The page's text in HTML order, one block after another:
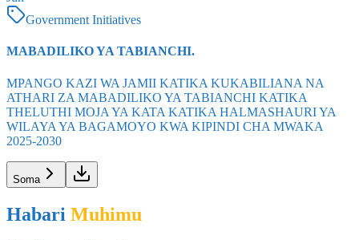
Government Initiatives
MABADILIKO YA TABIANCHI.
MPANGO KAZI WA JAMII KATIKA KUKABILIANA NA
ATHARI ZA MABADILIKO YA TABIANCHI KATIKA
THELUTHI MOJA YA KATA KATIKA HALMASHAURI YA
WILAYA YA BAGAMOYO KWA KIPINDI CHA MWAKA
2025-2030
Soma
Habari Muhimu